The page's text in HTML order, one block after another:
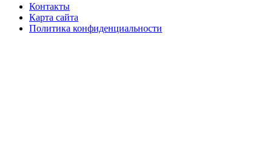
Контакты
Карта сайта
Политика конфиденциальности